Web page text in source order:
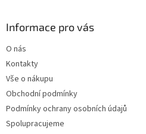
Informace pro vás
O nás
Kontakty
Vše o nákupu
Obchodní podmínky
Podmínky ochrany osobních údajů
Spolupracujeme